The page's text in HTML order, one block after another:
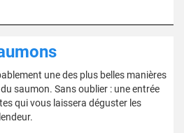
une des plus belles manières
saumon. Sans oublier : une entrée
qui vous laissera déguster les